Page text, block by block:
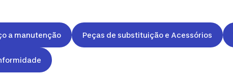
a manutenção Peças de substituição e Acessórios